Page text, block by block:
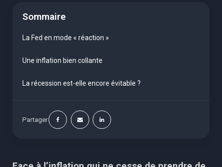
Sommaire
La Fed en mode « réaction »
Une inflation bien collante
La récession est-elle encore évitable ?
Partager